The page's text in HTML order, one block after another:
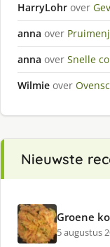
HarryLohr over
anna over
anna over Snelle
Wilmie over
Nieuwste
Groene
5 augustus